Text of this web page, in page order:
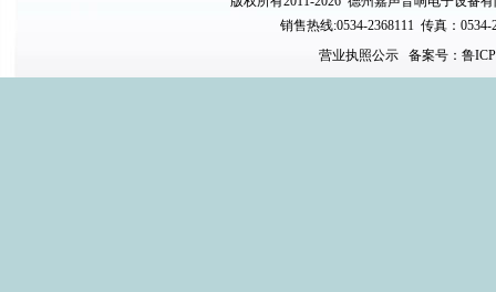
销售热线:0534-2368111 传真：
营业执照公示
备案号：鲁